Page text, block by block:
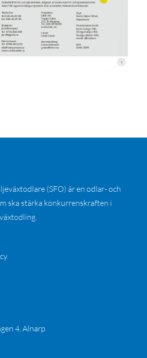
(SFO) är en odlar- och
ska stärka konkurrenskraften i
4, Alnarp